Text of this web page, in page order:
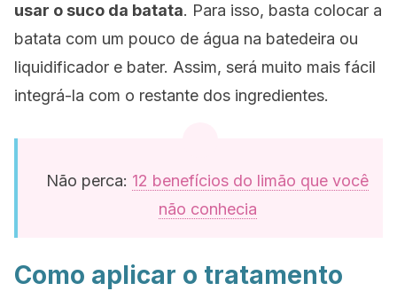
usar o suco da batata. Para isso, basta colocar a
batata com um pouco de água na batedeira ou
liquidificador e bater. Assim, será muito mais fácil
integrá-la com o restante dos ingredientes.
Não perca: 12 benefícios do limão que você
não conhecia
Como aplicar o tratamento